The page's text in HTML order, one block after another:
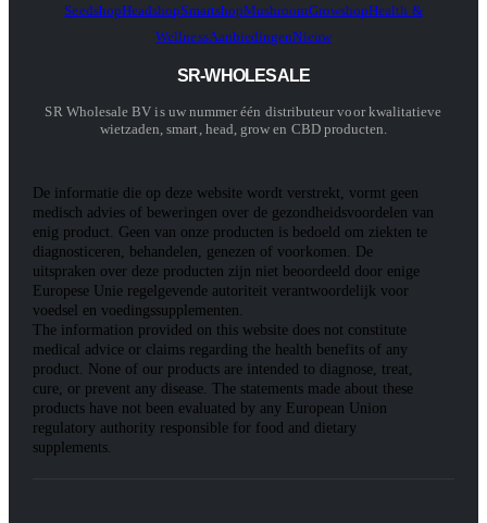
SeedshopHeadshopSmartshopMushroomGrowshopHealth &
WellnessAanbiedingenNieuw
SR-WHOLESALE
SR Wholesale BV is uw nummer één distributeur voor kwalitatieve
wietzaden, smart, head, grow en CBD producten.
De informatie die op deze website wordt verstrekt, vormt geen
medisch advies of beweringen over de gezondheidsvoordelen van
enig product. Geen van onze producten is bedoeld om ziekten te
diagnosticeren, behandelen, genezen of voorkomen. De
uitspraken over deze producten zijn niet beoordeeld door enige
Europese Unie regelgevende autoriteit verantwoordelijk voor
voedsel en voedingssupplementen.
The information provided on this website does not constitute
medical advice or claims regarding the health benefits of any
product. None of our products are intended to diagnose, treat,
cure, or prevent any disease. The statements made about these
products have not been evaluated by any European Union
regulatory authority responsible for food and dietary
supplements.